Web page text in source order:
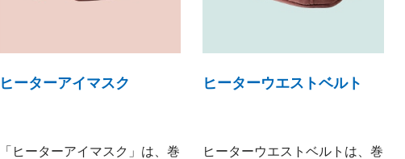
ヒーターアイマスク
「ヒーターアイマスク」は、巻
ヒーターウエストベルト
ヒーターウエストベルトは、巻